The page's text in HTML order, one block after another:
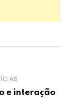
e interação